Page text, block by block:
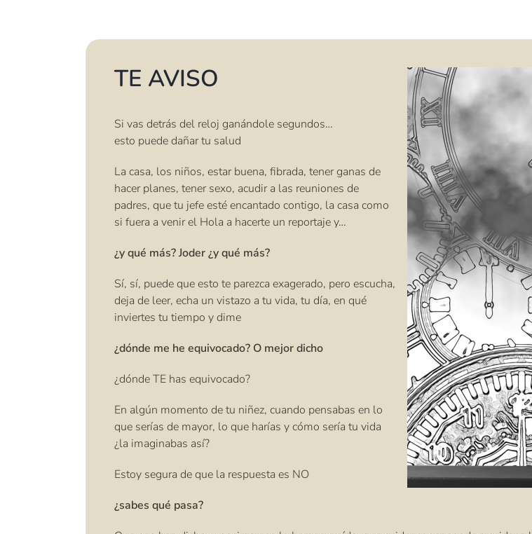
TE AVISO
Si vas detrás del reloj ganándole segundos…
esto puede dañar tu salud
La casa, los niños, estar buena, fibrada, tener ganas de
hacer planes, tener sexo, acudir a las reuniones de
padres, que tu jefe esté encantado contigo, la casa como
si fuera a venir el Hola a hacerte un reportaje y…
¿y qué más? Joder ¿y qué más?
Sí, sí, puede que esto te parezca exagerado, pero escucha,
deja de leer, echa un vistazo a tu vida, tu día, en qué
inviertes tu tiempo y dime
¿dónde me he equivocado? O mejor dicho
¿dónde TE has equivocado?
En algún momento de tu niñez, cuando pensabas en lo
que serías de mayor, lo que harías y cómo sería tu vida
¿la imaginabas así?
Estoy segura de que la respuesta es NO
¿sabes qué pasa?